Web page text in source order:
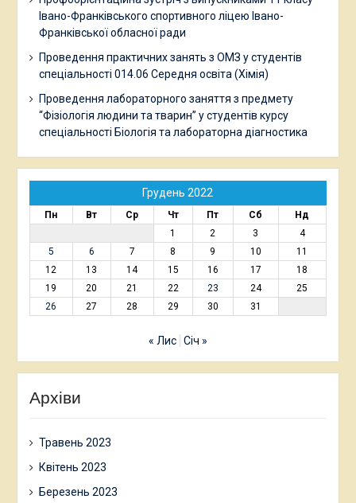
Івано-Франківського спортивного ліцею Івано-
Франківської обласної ради
Проведення практичних занять з ОМЗ у студентів
спеціальності 014.06 Середня освіта (Хімія)
Проведення лабораторного заняття з предмету
“Фізіологія людини та тварин” у студентів курсу
спеціальності Біологія та лабораторна діагностика
Грудень 2022
Пн Вт Ср Чт Пт Сб
Нд
1
2 3
4
5
6 7 8 9 10
11
12
13 14 15 16 17
18
19
20 21 22 23 24
25
26
27 28 29 30 31
« Лис Січ »
Архіви
Травень 2023
Квітень 2023
Березень 2023